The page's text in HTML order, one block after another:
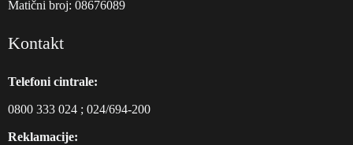
Matični broj: 08676089
Kontakt
Telefoni cintrale:
0800 333 024 ; 024/694-200
Reklamacije: